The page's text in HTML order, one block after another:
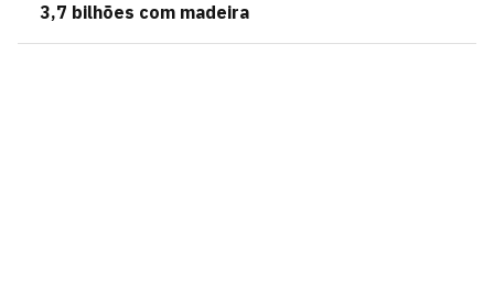
3,7 bilhões com madeira